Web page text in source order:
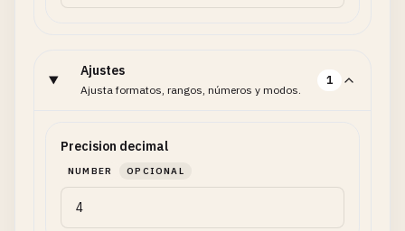
Ajustes
Ajusta formatos, rangos, números y modos.
1
Precision decimal
NUMBER OPCIONAL